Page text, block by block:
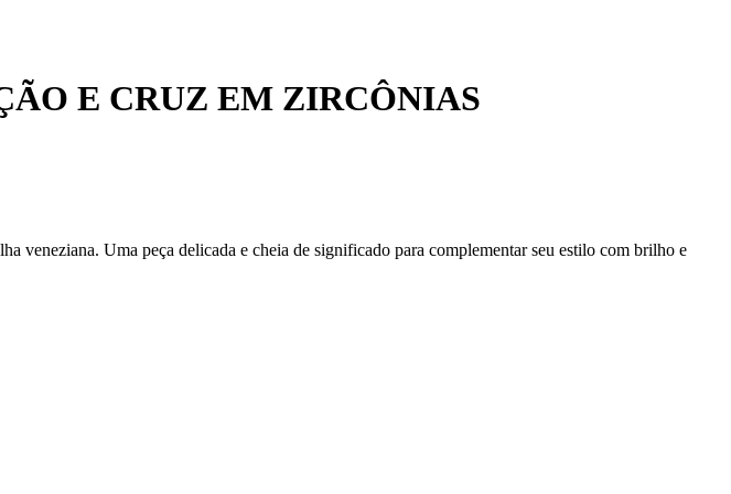
E CRUZ EM ZIRCÔNIAS
veneziana. Uma peça delicada e cheia de significado para complementar seu estilo com brilho e